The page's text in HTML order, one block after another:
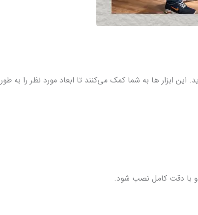
این ابزار ها به شما کمک می‌کنند تا ابعاد مورد نظر را به‌ طور
و با دقت کامل نصب شود.